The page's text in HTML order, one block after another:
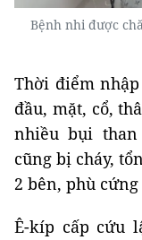
Bệnh nhi được
Thời điểm
đầu, mặt, cổ,
nhiều bụi
cũng bị cháy,
2 bên, phù
Ê-kíp cấp cứu